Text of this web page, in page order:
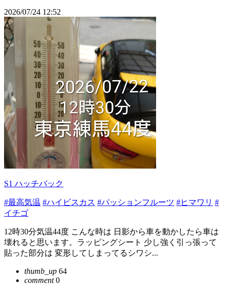
2026/07/24 12:52
S1 ハッチバック
#最高気温 #ハイビスカス #パッションフルーツ #ヒマワリ #
イチゴ
12時30分気温44度 こんな時は 日影から車を動かしたら車は
壊れると思います。ラッピングシート 少し強く引っ張って
貼った部分は 変形してしまってるシワシ...
thumb_up 64
comment0